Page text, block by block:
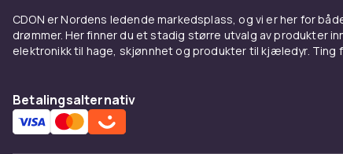
CDON er Nordens ledende markedsplass, og vi er her for
drømmer. Her finner du et stadig større utvalg av produkter
elektronikk til hage, skjønnhet og produkter til kjæledyr.
Betalingsalternativ